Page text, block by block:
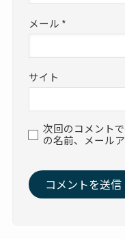
メール *
サイト
次回のコメント
の名前、メール